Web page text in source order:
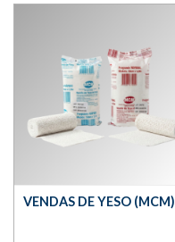
VENDAS DE YESO (MCM)